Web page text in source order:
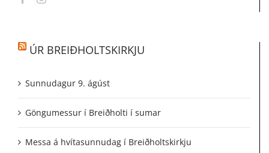
ÚR BREIÐHOLTSKIRKJU
Sunnudagur 9. ágúst
Göngumessur í Breiðholti í sumar
Messa á hvítasunnudag í Breiðholtskirkju